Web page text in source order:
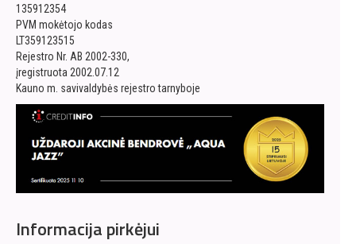
135912354
PVM mokėtojo kodas
LT359123515
Rejestro Nr. AB 2002-330,
įregistruota 2002.07.12
Kauno m. savivaldybės rejestro tarnyboje
Informacija pirkėjui